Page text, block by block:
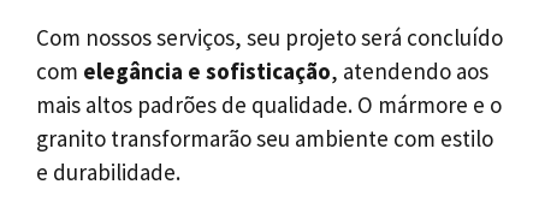
Com nossos serviços, seu projeto será concluído
com elegância e sofisticação, atendendo aos
mais altos padrões de qualidade. O mármore e o
granito transformarão seu ambiente com estilo
e durabilidade.